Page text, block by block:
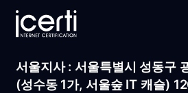
서울지사 : 서울특별시 성동구
(성수동 1가, 서울숲 IT 캐슬)